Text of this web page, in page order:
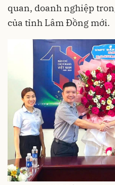
quan, doanh nghiệp
của tỉnh Lâm Đồng mới.